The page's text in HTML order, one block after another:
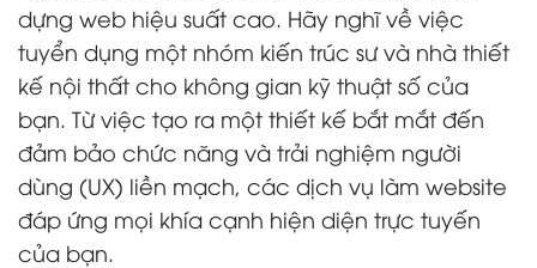
dựng web hiệu suất cao. Hãy nghĩ về việc
tuyển dụng một nhóm kiến trúc sư và nhà thiết
kế nội thất cho không gian kỹ thuật số của
bạn. Từ việc tạo ra một thiết kế bắt mắt đến
đảm bảo chức năng và trải nghiệm người
dùng (UX) liền mạch, các dịch vụ làm website
đáp ứng mọi khía cạnh hiện diện trực tuyến
của bạn.